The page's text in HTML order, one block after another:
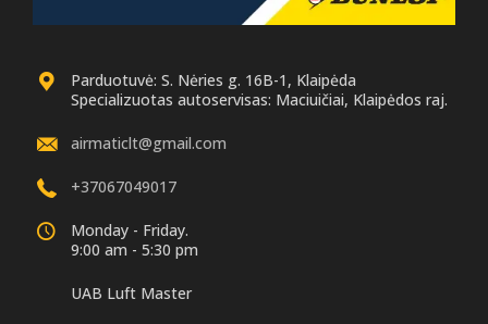
Parduotuvė: S. Nėries g. 16B-1, Klaipėda
Specializuotas autoservisas: Maciuičiai, Klaipėdos raj.
airmaticlt@gmail.com
+37067049017
Monday - Friday.
9:00 am - 5:30 pm
UAB Luft Master